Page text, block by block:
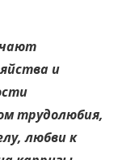
и
трудолюбия,
любви к